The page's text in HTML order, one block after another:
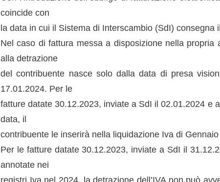
coincide con
la data in cui il Sistema di Interscambio (SdI) consegna
Nel caso di fattura messa a disposizione nella propria
alla detrazione
del contribuente nasce solo dalla data di presa
17.01.2024. Per le
fatture datate 30.12.2023, inviate a SdI il 02.01.2024 e
data, il
contribuente le inserirà nella liquidazione Iva di
Per le fatture datate 30.12.2023, inviate a SdI il
annotate nei
registri Iva nel 2024, la detrazione dell’IVA non può